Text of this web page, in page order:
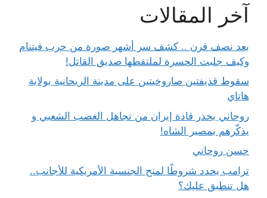
آخر المقالات
بعد نصف قرن .. كشف سر أشهر صورة من حرب فيتنام
وكيف جلبت الحسرة لملتقطها صديق القاتل!
سقوط قذيفتين صاروخيتين على مدينة الريحانية بولاية
هاتاي
روحاني يحذر قادة إيران من تجاهل الغضب الشعبي و
يذكّرهم بمصير الشاه!
حسن روحاني
ترامب يحدد شروطًا لمنح الجنسية الأمريكية للأجانب..
هل تنطبق عليك؟